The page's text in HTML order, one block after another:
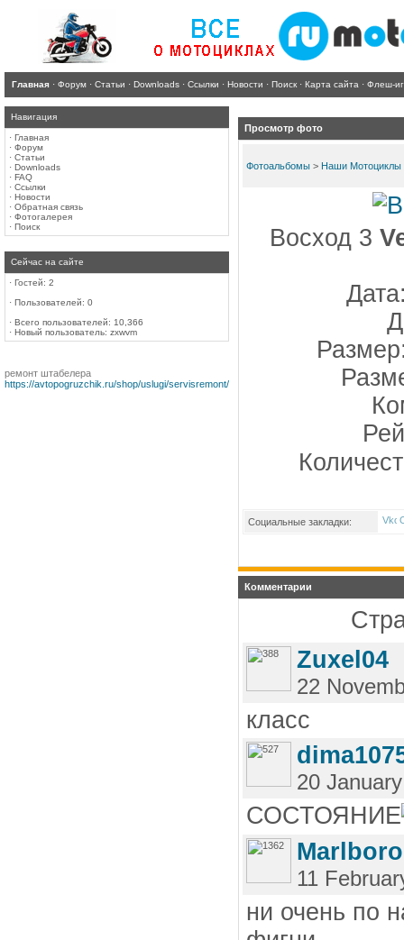
Главная · Форум · Статьи · Downloads · Ссылки · Новости · Поиск · Карта сайта · Флеш-
Навигация
· Главная
· Форум
· Статьи
· Downloads
· FAQ
· Ссылки
· Новости
· Обратная связь
· Фотогалерея
· Поиск
Сейчас на сайте
· Гостей: 2
· Пользователей: 0
· Всего пользователей: 10,366
· Новый пользователь: zxwvm
ремонт штабелера
https://avtopogruzchik.ru/shop/uslugi/servisremont/
Просмотр фото
Фотоальбомы > Наши Мотоциклы
Восход 3
Социальные закладки:
Комментарии
Zuxel04
22
класс
20
СОСТОЯНИЕ
Marlboro
11
ни очень по